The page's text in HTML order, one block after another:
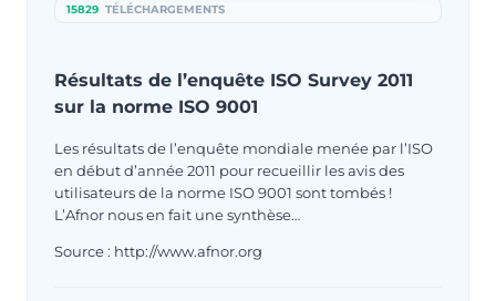
15829 TÉLÉCHARGEMENTS
Résultats de l’enquête ISO Survey 2011
sur la norme ISO 9001
Les résultats de l’enquête mondiale menée par l’ISO
en début d’année 2011 pour recueillir les avis des
utilisateurs de la norme ISO 9001 sont tombés !
L’Afnor nous en fait une synthèse…
Source : http://www.afnor.org